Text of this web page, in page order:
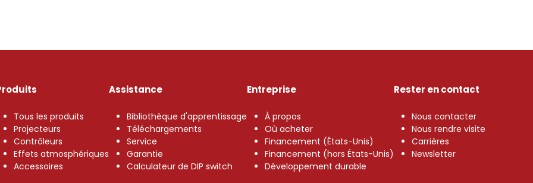
Tous les produits
Projecteurs
Contrôleurs
Effets atmosphériques
Accessoires
Assistance
Bibliothèque d'apprentissage
Téléchargements
Service
Garantie
Calculateur de DIP switch
Entreprise
À propos
Où acheter
Financement (États-Unis)
Financement (hors États-Unis)
Développement durable
Rester en contact
Nous contacter
Nous rendre visite
Carrières
Newsletter